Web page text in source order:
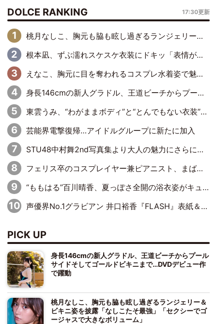
DOLCE RANKING 17:30更新
桃月なしこ、胸元も脇も眩し過ぎるランジェリー＆ビキニ姿を披露「なしこたそ最強」「セクシーでゴージャスで大きなボリューム」
根本凪、ずぶ濡れスケスケ衣装にドキッ「表情が良過ぎる」「ねもちゃんの眼差しにドキドキが止まらない」
えなこ、胸元に目を奪われるコスプレ水着姿で魅了「群を抜く美しさと華やかさ」「えなこりんの千咲は破壊力がスゴい」
身長146cmの新人グラドル、王道ビーチからプールサイドそしてゴールドビキニまで…DVDデビュー作で躍動
東雲うみ、“わがままボディ”と“とんでもない衣装”で誘惑「パーフェクトなスタイル」「くびれがステキ」「やみつきになるボディ」
芸能界電撃復帰…アイドルグループに新たに加入
STU48中村舞2nd写真集より大人の魅力にさらに磨きがかかった新先行カット到着
フェリス卒のコスプレイヤー兼ピアニスト、まばゆいばかりのグラビアショット
“ももはる”百川晴香、夏っぽさ全開の浴衣姿がキュート「とても似合ってる」「爽やかで良い」「袖をギュッとしてるのが最高」
声優界No.1グラビアン 井口裕香『FLASH』表紙＆巻頭を飾る
PICK UP
身長146cmの新人グラドル、王道ビーチからプール
サイドそしてゴールドビキニまで…DVDデビュー作
で躍動
桃月なしこ、胸元も脇も眩し過ぎるランジェリー＆
ビキニ姿を披露「なしこたそ最強」「セクシーでゴ
ージャスで大きなボリューム」